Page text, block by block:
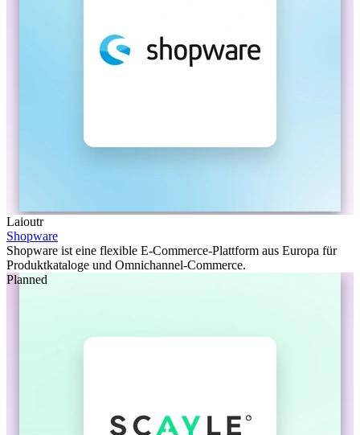
Laioutr
Shopware
Shopware ist eine flexible E-Commerce-Plattform aus Europa für
Produktkataloge und Omnichannel-Commerce.
Planned